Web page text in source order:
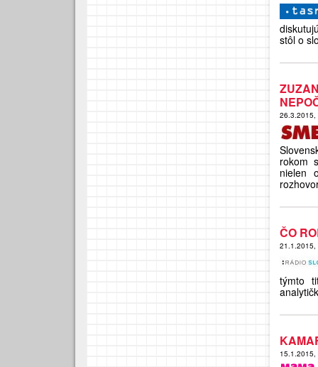
stôl o
26.3.2015,
rokom
nielen
ČO
21.1.2015,
týmto
15.1.2015,